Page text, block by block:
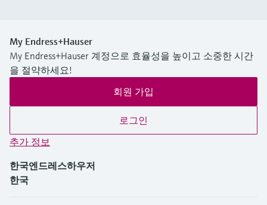
My Endress+Hauser
My Endress+Hauser 계정으로 효율성을 높이고 소중한 시간
을 절약하세요!
회원 가입
로그인
추가 정보
한국엔드레스하우저
한국